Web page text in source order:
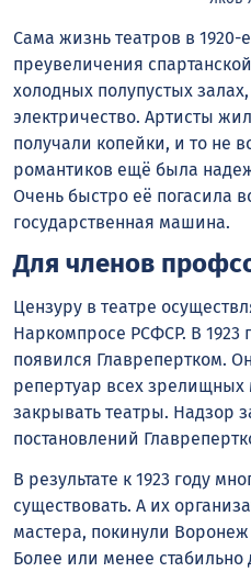
Сама жизнь театров в 1920-
преувеличения
холодных полупустых
электричество. Артисты
получали копейки, и то не
романтиков ещё была
Очень быстро её погасила
государственная машина.
Для членов
Цензуру в театре
Наркомпросе РСФСР. В 1923
появился Главрепертком.
репертуар всех
закрывать театры. Надзор
постановлений
В результате к 1923 году
существовать. А их
мастера, покинули
Более или менее